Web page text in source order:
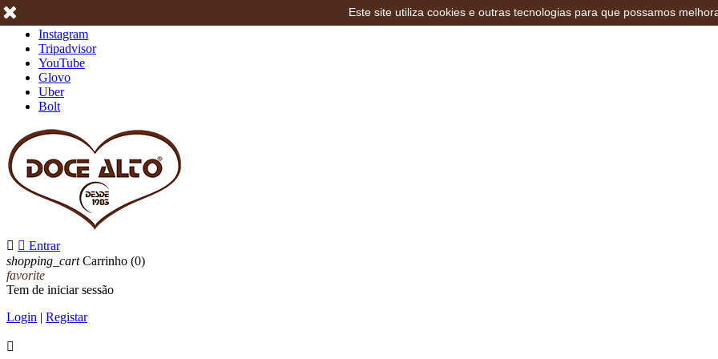
Instagram
Tripadvisor
YouTube
Glovo
Uber
Bolt
  Entrar
shopping_cart Carrinho (0)
favorite
Tem de iniciar sessão
Login | Registar

Este site utiliza cookies e outras tecnologias para que possamos